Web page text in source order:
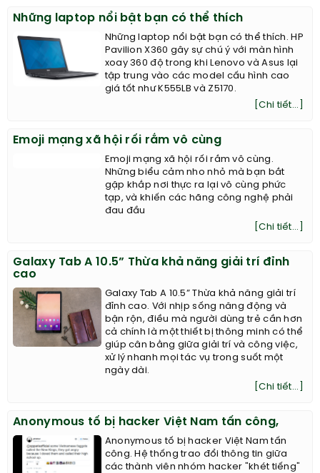
Những laptop nổi bật bạn có thể thích
Những laptop nổi bật bạn có thể thích. HP
Pavilion X360 gây sự chú ý với màn hình
xoay 360 độ trong khi Lenovo và Asus lại
tập trung vào các model cấu hình cao
giá tốt như K555LB và Z5170.
[Chi tiết...]
Emoji mạng xã hội rối rắm vô cùng
Emoji mạng xã hội rối rắm vô cùng.
Những biểu cảm nho nhỏ mà bạn bắt
gặp khắp nơi thực ra lại vô cùng phức
tạp, và khiến các hãng công nghệ phải
đau đầu
[Chi tiết...]
Galaxy Tab A 10.5” Thừa khả năng giải trí đỉnh
cao
Galaxy Tab A 10.5” Thừa khả năng giải trí
đỉnh cao. Với nhịp sống năng động và
bận rộn, điều mà người dùng trẻ cần hơn
cả chính là một thiết bị thông minh có thể
giúp cân bằng giữa giải trí và công việc,
xử lý nhanh mọi tác vụ trong suốt một
ngày dài.
[Chi tiết...]
Anonymous tố bị hacker Việt Nam tấn công,
Anonymous tố bị hacker Việt Nam tấn
công. Hệ thống trao đổi thông tin giữa
các thành viên nhóm hacker "khét tiếng"